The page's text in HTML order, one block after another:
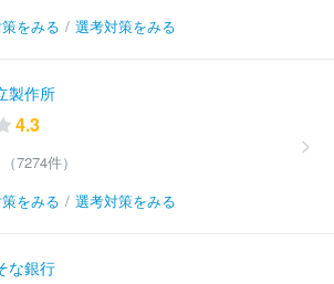
をみる / 選考対策をみる
製作所
4.3
（7274件）
をみる / 選考対策をみる
な銀行